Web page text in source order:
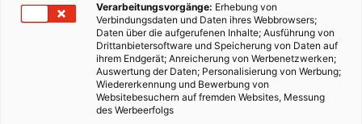
ENERGIEPOLITIK TECH
Die etwas andere österreichische Wasserkraft
19. APRIL 2013 VONMARTIN SKOPAL
Staumauern sind passé. Mit der Strom-Boje hat das
Verarbeitungsvorgänge: Erhebung von
Verbindungsdaten und Daten ihres Webbrowsers;
Daten über die aufgerufenen Inhalte; Ausführung von
Drittanbietersoftware und Speicherung von Daten auf
ihrem Endgerät; Anreicherung von Werbenetzwerken;
Auswertung der Daten; Personalisierung von Werbung;
Wiedererkennung und Bewerbung von
Websitebesuchern auf fremden Websites, Messung
des Werbeerfolgs